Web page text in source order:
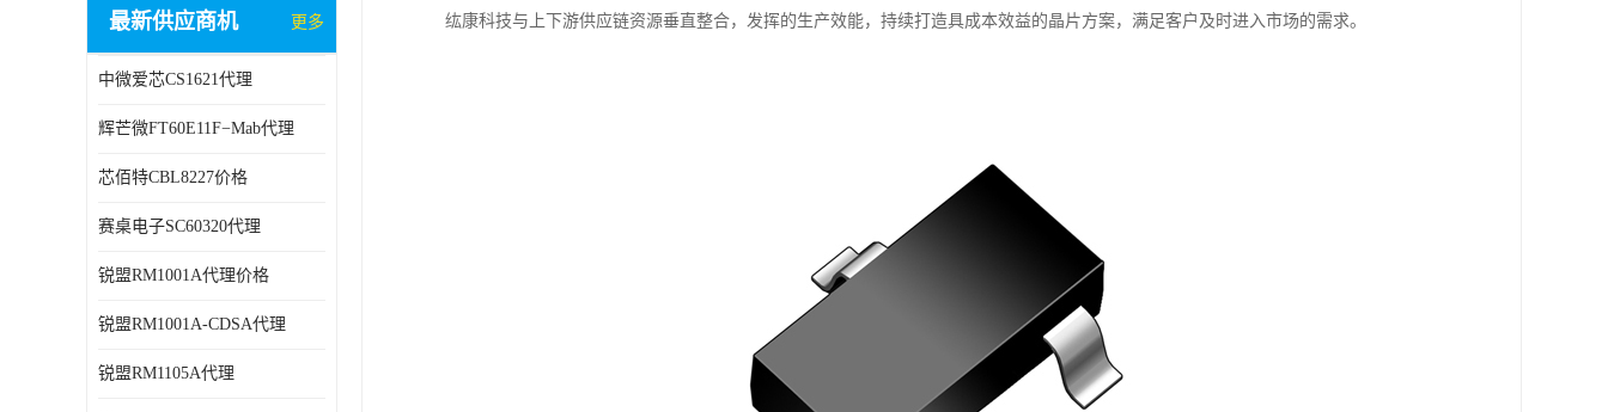
最新供应商机 更多
中微爱芯CS1621代理
辉芒微FT60E11F−Mab代理
芯佰特CBL8227价格
赛桌电子SC60320代理
锐盟RM1001A代理价格
锐盟RM1001A-CDSA代理
锐盟RM1105A代理
纮康科技与上下游供应链资源垂直整合，发挥的生产效能，持续打造具成本效益的晶片方案，满足客户及时进入市场的需求。